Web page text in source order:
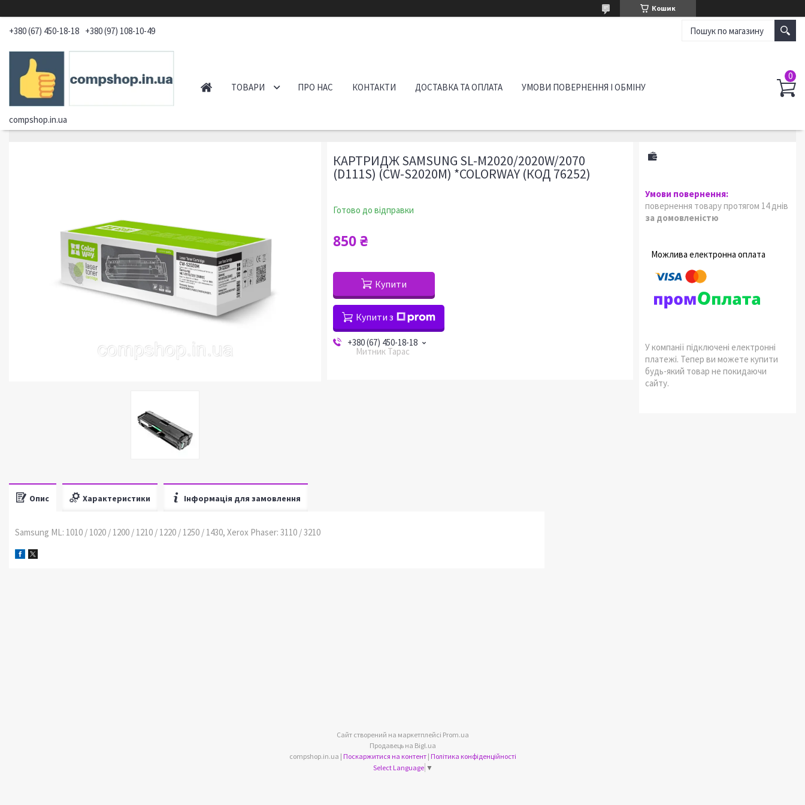
Кошик
+380 (67) 450-18-18 +380 (97) 108-10-49
compshop.in.ua
ТОВАРИ ПРО НАС КОНТАКТИ ДОСТАВКА ТА ОПЛАТА УМОВИ ПОВЕРНЕННЯ І ОБМІНУ
КАРТРИДЖ SAMSUNG SL-M2020/2020W/2070
(D111S) (CW-S2020M) *COLORWAY (КОД 76252)
Готово до відправки
850 ₴
Купити
Купити з
+380 (67) 450-18-18
Митник Тарас
повернення товару протягом 14 днів
за домовленістю
У компанії підключені електронні
платежі. Тепер ви можете купити
будь-який товар не покидаючи
сайту.
Опис Характеристики Інформація для замовлення
Samsung ML: 1010 / 1020 / 1200 / 1210 / 1220 / 1250 / 1430, Xerox Phaser: 3110 / 3210
Сайт створений на маркетплейсі Prom.ua
Продавець на Bigl.ua
compshop.in.ua | Поскаржитися на контент | Політика конфіденційності
Select Language ▼